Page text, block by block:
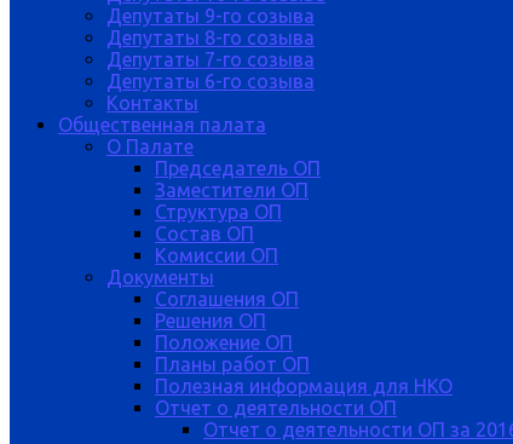
Депутаты 9-го созыва
Депутаты 8-го созыва
Депутаты 7-го созыва
Депутаты 6-го созыва
Контакты
Общественная палата
О Палате
Председатель ОП
Заместители ОП
Структура ОП
Состав ОП
Комиссии ОП
Документы
Соглашения ОП
Решения ОП
Положение ОП
Планы работ ОП
Полезная информация для НКО
Отчет о деятельности ОП
Отчет о деятельности ОП за